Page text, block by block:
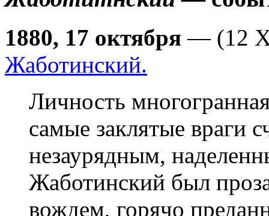
1880, 17 октября — (12
Жаботинский.
Личность многогранная, противоречивая, но даже самые заклятые враги считали его человеком незаурядным, наделенным даром провидения. Жаботинский был прозаиком, поэтом, политическим вождем, горячо преданным идее создания еврейского государства. Он умер в 1940г., не увидев плодов своих усилий. В завещании, составленном в 1939г., он писал: Мои останки пусть перевезут в Эрец-Исраэль, если на то будет распоряжение еврейского правительства. В 1965г., спустя 25 лет после его смерти, правительство Израиля решило перевезти останки из Соединенных Штатов, где он умер, в Иерусалим. Он был перезахоронен, как и его жена, со всеми официальными почестями на горе Герцля, недалеко от могилы самого Герцля. Тогда в Израиле стояло у власти социалистическое правительство. Жаботинский же считался человеком правой ориентации. Но самые искренние знаки почтения ему выказали все слои населения, все политические группировки. Вот почему улица Жаботинского есть почти в каждом городе Израиля: в Иерусалиме, Тель-Авиве, Хайфе, Беэр-Шеве - повсюду, всех городов и городков не печислить. Одесса, где в 1880г. родился Жаботинский, была в те времена в экономическом расцвете. Большой, оживленный относительно молодой город нисколько не походил на восточно-европейский штетл. Однако евреи составляли 30% населения в конце XIX в.. Но это были современные евреи, которые превратили Одессу в центр еврейского образования. Движение Ховевей Цион там было значительным, иврит - в чести благодаря таким людям, как Ахад-ха-Аму, Бялику и даже Усышкину, который часто и подолгу жил там. Жаботинский вырос в нетрадиционной обстановке с точки зрения религии, но был горячим сторонником иврита и идеи еврейской родины. Он ходил в русскую школу, но уже с 11-12-ти лет изучал иврит с частным учителем. В молодости он почти ничего не знал о религиозных еврейских праздниках и традициях, но бегло говорил на иврите и часто писал на этом языке. Впрочем, у Жаботинского были большие лингвистические способности. Кроме русского, иврита и идиша, которые он знал с детства, он владел французским, итальянским, английским и немецким. Его ораторский дар заставлял толпу утихнуть, на каком бы языке он ни говорил. С 18 лет Жаботинский начинает разъезжать и продолжает так всю жизнь: бесконечные поездки на конференции по всей Европе, по Соединенным Штатам, Палестине, когда ему разрешает английское мандатное правительство. Берн (Швейцария), затем Рим - его первые поездки за границу. Там он изучал право, зарабатывая на жизнь уже как журналист. Он был корреспондентом многих одесских газет и часто писал под псевдонимом Альталена. Закончив обучение, он вернулся в Одессу и, стал известным журналистом. Его статьи и фельетоны в Одесских новостях - одной из самых крупных ежедневных газет - пользовались большим успехом. Позднее он переехал в Санкт-Петербург. Его сионистская борьба усилилась особенно после кишиневского погрома. В это время Жаботинскому исполнилось 23